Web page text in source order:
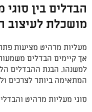
הבדלים בין
מושכלת לעיצוב
מעליות מרהיט מציעות
אך קיימים הבדלים
למשנהו. הבנת ההבדלים
המתאימה ביותר לצרכים
סוגי מעליות מרהיט